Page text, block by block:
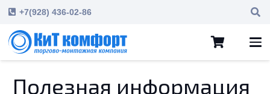
+7(928) 436-02-86
Полезная информация